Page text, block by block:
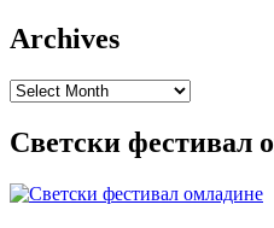
Archives
Archives
Светски фестивал